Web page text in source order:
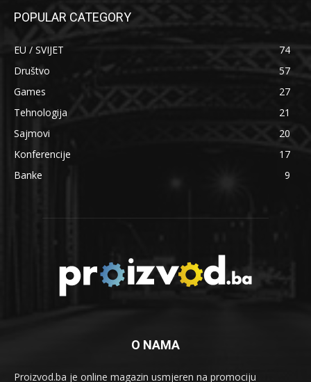
POPULAR CATEGORY
EU / SVIJET
74
Društvo
57
Games
27
Tehnologija
21
Sajmovi
20
Konferencije
17
Banke
9
O NAMA
Proizvod.ba je online magazin usmjeren na promociju